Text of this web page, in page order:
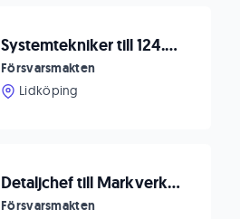
Systemtekniker till 124.teledrifttroppen, Skaraborgs flygflottilj F 7
Försvarsmakten
Lidköping
Detaljchef till Markverkstaden i Eksjö
Försvarsmakten